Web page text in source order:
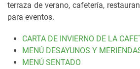
terraza de verano, cafetería,
para eventos.
CARTA DE INVIERNO DE LA
MENÚ DESAYUNOS Y
MENÚ SENTADO